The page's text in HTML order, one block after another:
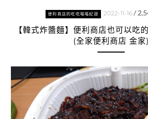
便利商店的吃吃喝喝紀錄 2022-11-16 /
【韓式炸醬麵】便利商店也可以吃
(全家便利商店 金家)